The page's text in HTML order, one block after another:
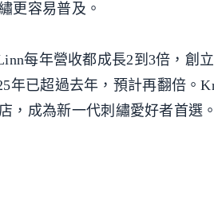
更容易普及。
每年營收都成長2到3倍，創
年已超過去年，預計再翻倍。
，成為新一代刺繡愛好者首選。